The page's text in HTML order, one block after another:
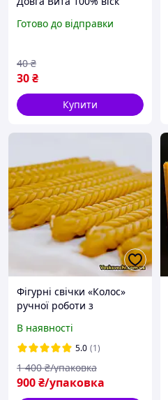
Готово до відправки
30₴
40 ₴
Купити
Фігурні свічки «Колос»
ручної роботи з
В наявності
5.0 (1)
900₴/упаковка
1 400 ₴/упаковка